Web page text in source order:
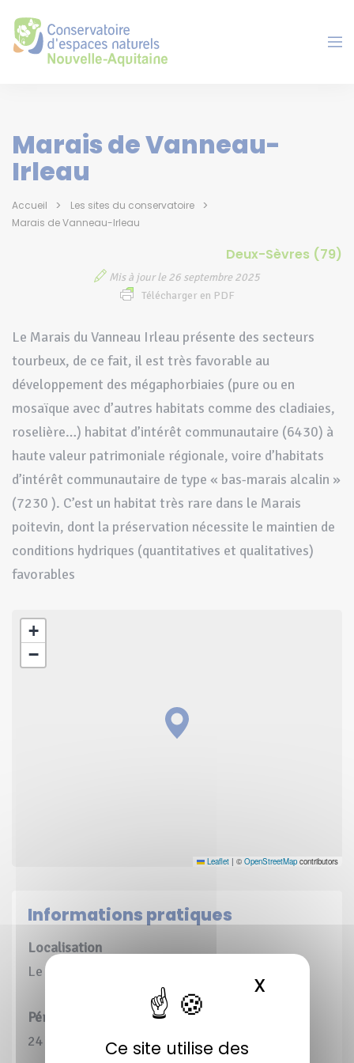
Ce site utilise des
X
Marais de Vanneau-
Irleau
Accueil
Les sites du conservatoire
Marais de Vanneau-Irleau
Deux-Sèvres (79)
Mis à jour le 26 septembre 2025
Télécharger en PDF
Le Marais du Vanneau Irleau présente des secteurs
tourbeux, de ce fait, il est très favorable au
développement des mégaphorbiaies (pure ou en
mosaïque avec d’autres habitats comme des cladiaies,
roselière…) habitat d’intérêt communautaire (6430) à
haute valeur patrimoniale régionale, voire d’habitats
d’intérêt communautaire de type « bas-marais alcalin »
(7230 ). C’est un habitat très rare dans le Marais
poitevin, dont la préservation nécessite le maintien de
conditions hydriques (quantitatives et qualitatives)
favorables
+
−
Leaflet | © OpenStreetMap contributors
Informations pratiques
Localisation
Le Vanneau-Irleau (79), Sansais (79)
Périmètre d’Intervention Global (PIG)
24 ha 91 a 34 ca